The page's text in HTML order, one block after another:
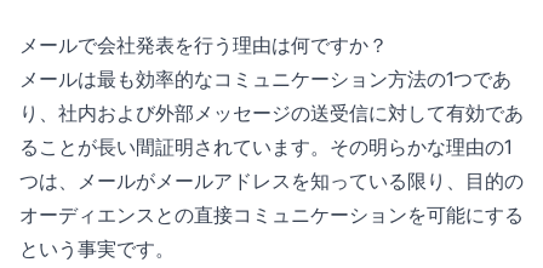
メールで会社発表を行う理由は何ですか？
メールは最も効率的なコミュニケーション方法の1つであ
り、社内および外部メッセージの送受信に対して有効であ
ることが長い間証明されています。その明らかな理由の1
つは、メールがメールアドレスを知っている限り、目的の
オーディエンスとの直接コミュニケーションを可能にする
という事実です。